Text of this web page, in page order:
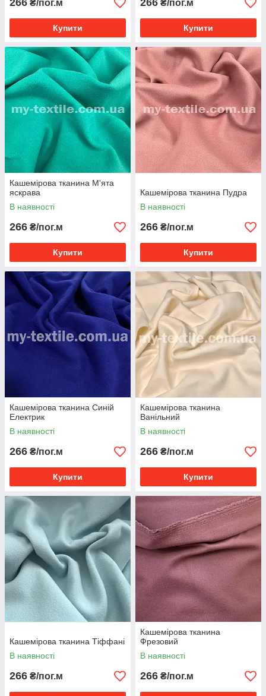
266 ₴/пог.м
Купити
266 ₴/пог.м
Купити
Кашемірова тканина М'ята
яскрава
В наявності
266 ₴/пог.м
Купити
Кашемірова тканина Пудра
В наявності
266 ₴/пог.м
Купити
Кашемірова тканина Синій
Електрик
В наявності
266 ₴/пог.м
Купити
Кашемірова тканина
Ванільний
В наявності
266 ₴/пог.м
Купити
Кашемірова тканина Тіффані
В наявності
266 ₴/пог.м
Кашемірова тканина
Фрезовий
В наявності
266 ₴/пог.м